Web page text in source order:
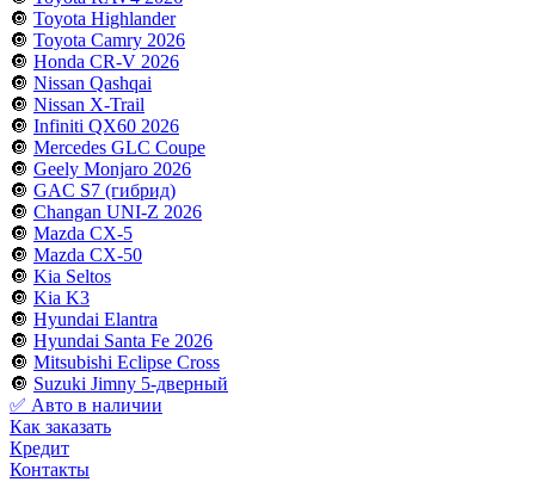
🔘 Toyota Highlander
🔘 Toyota Camry 2026
🔘 Honda CR-V 2026
🔘 Nissan Qashqai
🔘 Nissan X-Trail
🔘 Infiniti QX60 2026
🔘 Mercedes GLC Coupe
🔘 Geely Monjaro 2026
🔘 GAC S7 (гибрид)
🔘 Changan UNI-Z 2026
🔘 Mazda CX-5
🔘 Mazda CX-50
🔘 Kia Seltos
🔘 Kia K3
🔘 Hyundai Elantra
🔘 Hyundai Santa Fe 2026
🔘 Mitsubishi Eclipse Cross
🔘 Suzuki Jimny 5-дверный
✅ Авто в наличии
Как заказать
Кредит
Контакты